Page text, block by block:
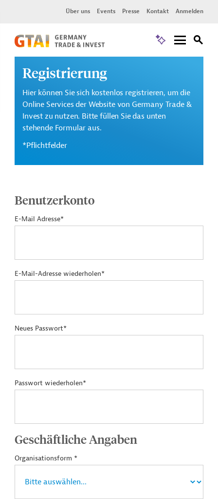
Über uns Events Presse Kontakt Anmelden
Registrierung
Hier können Sie sich kostenlos registrieren, um die
Online Services der Website von Germany Trade &
Invest zu nutzen. Bitte füllen Sie das unten
stehende Formular aus.
*Pflichtfelder
Benutzerkonto
E-Mail Adresse*
E-Mail-Adresse wiederholen*
Neues Passwort*
Passwort wiederholen*
Geschäftliche Angaben
Organisationsform *